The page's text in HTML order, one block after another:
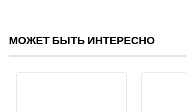
МОЖЕТ БЫТЬ ИНТЕРЕСНО